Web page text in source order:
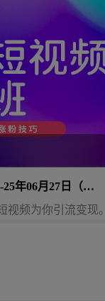
年06月27日（双
视频为你引流变现。